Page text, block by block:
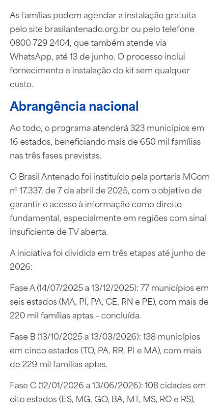
As famílias podem agendar a instalação gratuita
pelo site brasilantenado.org.br ou pelo telefone
0800 729 2404, que também atende via
WhatsApp, até 13 de junho. O processo inclui
fornecimento e instalação do kit sem qualquer
custo.
Abrangência nacional
Ao todo, o programa atenderá 323 municípios em
16 estados, beneficiando mais de 650 mil famílias
nas três fases previstas.
O Brasil Antenado foi instituído pela portaria MCom
nº 17.337, de 7 de abril de 2025, com o objetivo de
garantir o acesso à informação como direito
fundamental, especialmente em regiões com sinal
insuficiente de TV aberta.
A iniciativa foi dividida em três etapas até junho de
2026:
Fase A (14/07/2025 a 13/12/2025): 77 municípios em
seis estados (MA, PI, PA, CE, RN e PE), com mais de
220 mil famílias aptas – concluída.
Fase B (13/10/2025 a 13/03/2026): 138 municípios
em cinco estados (TO, PA, RR, PI e MA), com mais
de 229 mil famílias aptas.
Fase C (12/01/2026 a 13/06/2026): 108 cidades em
oito estados (ES, MG, GO, BA, MT, MS, RO e RS),